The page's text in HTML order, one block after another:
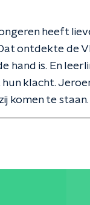
heeft
ontdekte de
hand is. En
klacht.
komen te staan.